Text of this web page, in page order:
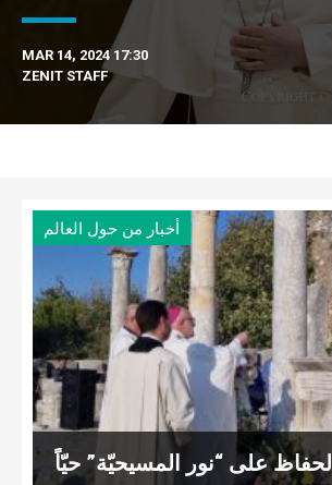
MAR 14, 2024 17:30
ZENIT STAFF
أخبار من حول العالم
الحفاظ على “نور المسيحيّة” حيّاً